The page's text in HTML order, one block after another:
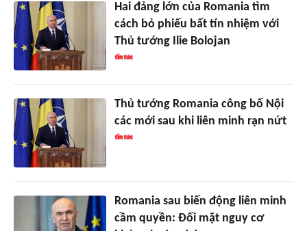
Hai đảng lớn của Romania tìm
cách bỏ phiếu bất tín nhiệm với
Thủ tướng Ilie Bolojan
Thủ tướng Romania công bố Nội
các mới sau khi liên minh rạn nứt
Romania sau biến động liên minh
cầm quyền: Đối mặt nguy cơ